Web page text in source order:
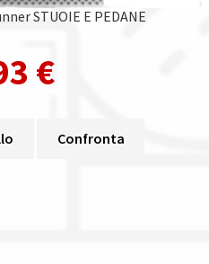
STUOIE E PEDANE
€
Confronta